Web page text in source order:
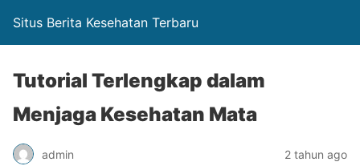
Situs Berita Kesehatan Terbaru
Tutorial Terlengkap dalam
Menjaga Kesehatan Mata
admin 2 tahun ago